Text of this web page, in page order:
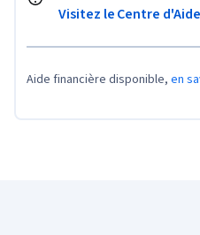
Visitez le Centre
Aide financière disponible, en